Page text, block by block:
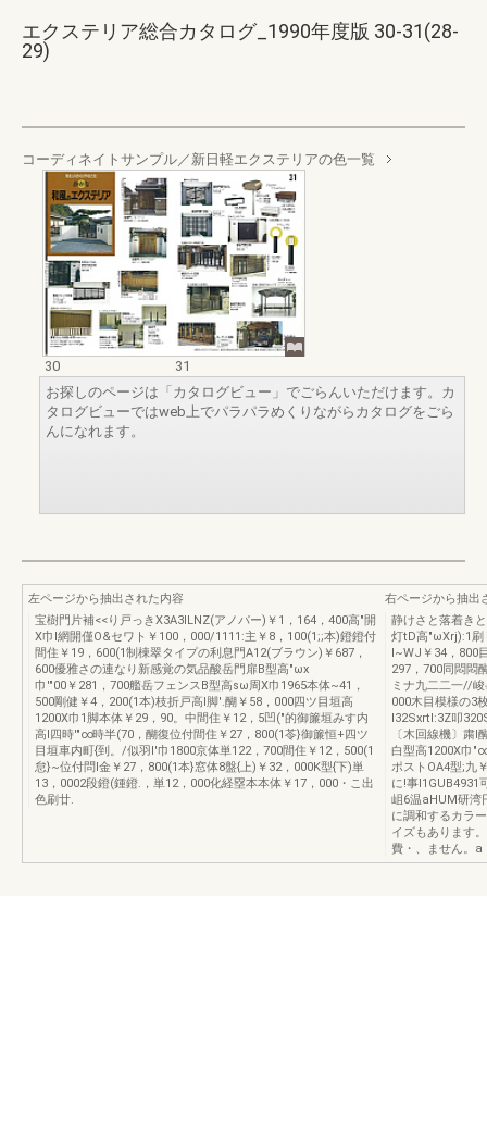
エクステリア総合カタログ_1990年度版 30-31(28-
29)
コーディネイトサンプル／新日軽エクステリアの色一覧
30
31
お探しのページは「カタログビュー」でごらんいただけます。カ
タログビューではweb上でパラパラめくりながらカタログをごら
んになれます。
左ページから抽出された内容
宝樹門片補<<り戸っきX3A3ILNZ(アノパー)￥1，164，400高"開
X巾l網開僅O&セワト￥100，000/1111:主￥8，100(1;;本)鐙鐙付
間住￥19，600(1制棟翠タイプの利息門A12(ブラウン)￥687，
600優雅さの連なり新感覚の気品酸岳門扉B型高"ωx
巾'"00￥281，700艦岳フェンスB型高sω周X巾1965本体~41，
500剛健￥4，200(1本)枝折戸高l脚'.醐￥58，000四ツ目垣高
1200X巾1脚本体￥29，90。中間住￥12，5凹("的御簾垣みす内
高l四時'"∞時半(70，醐復位付間住￥27，800(1苓}御簾恒+四ツ
目垣車内町{到。/似羽l'巾1800京体単122，700間住￥12，500(1
怠}~位付問I金￥27，800(1本}窓体8盤{上)￥32，000K型{下)単
13，0002段鐙(鍾鐙.，単12，000化経塁本本体￥17，000・こ出
色刷廿.
右ページから抽出
静けさと落着き
灯tD高"ωXrj):1刷
I~WJ￥34，800
297，700同悶悶
ミナ九二二一//
000木目模様の3
I32Sxrtl:3Z叩
〔木回線機〕粛l
白型高1200X巾
ポストOA4型;九
に!事I1GUB4931
岨6温aHUM研湾
に調和するカラ
イズもあります
費・、ません。a